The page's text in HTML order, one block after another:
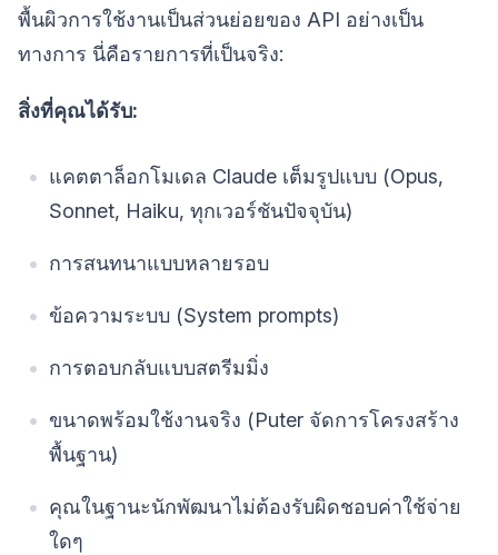
พื้นผิวการใช้งานเป็นส่วนย่อยของ API อย่างเป็น
ทางการ นี่คือรายการที่เป็นจริง:
สิ่งที่คุณได้รับ:
แคตตาล็อกโมเดล Claude เต็มรูปแบบ (Opus,
Sonnet, Haiku, ทุกเวอร์ชันปัจจุบัน)
การสนทนาแบบหลายรอบ
ข้อความระบบ (System prompts)
การตอบกลับแบบสตรีมมิ่ง
ขนาดพร้อมใช้งานจริง (Puter จัดการโครงสร้าง
พื้นฐาน)
คุณในฐานะนักพัฒนาไม่ต้องรับผิดชอบค่าใช้จ่าย
ใดๆ